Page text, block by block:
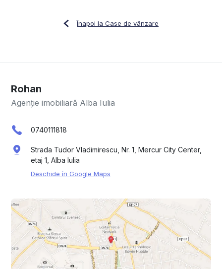
Înapoi la Case de vânzare
Rohan
Agenție imobiliară Alba Iulia
0740111818
Strada Tudor Vladimirescu, Nr. 1, Mercur City Center,
etaj 1, Alba Iulia
Deschide în Google Maps